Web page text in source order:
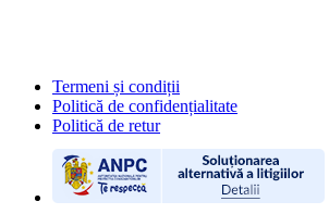
Termeni și condiții
Politică de confidențialitate
Politică de retur